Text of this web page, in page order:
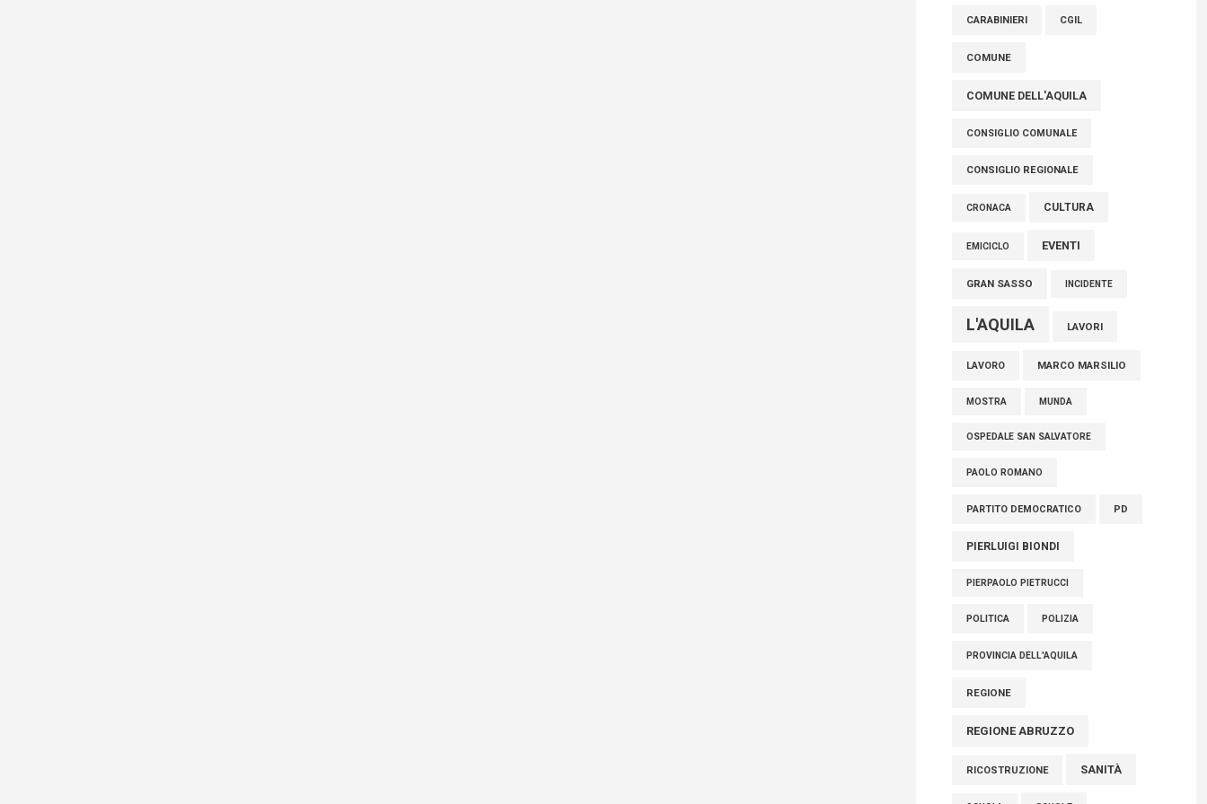
tra cui molti abruzzesi"
06 Agosto 2026
CARABINIERI CGIL
COMUNE
COMUNE DELL'AQUILA
CONSIGLIO COMUNALE
CONSIGLIO REGIONALE
CRONACA CULTURA
EMICICLO EVENTI
GRAN SASSO INCIDENTE
L'AQUILA LAVORI
LAVORO MARCO MARSILIO
MOSTRA MUNDA
OSPEDALE SAN SALVATORE
PAOLO ROMANO
PARTITO DEMOCRATICO PD
PIERLUIGI BIONDI
PIERPAOLO PIETRUCCI
POLITICA POLIZIA
PROVINCIA DELL'AQUILA
REGIONE
REGIONE ABRUZZO
RICOSTRUZIONE SANITÀ